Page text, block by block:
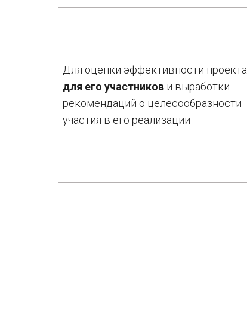
Для оценки эффективности проекта
для его участников и выработки
рекомендаций о целесообразности
участия в его реализации